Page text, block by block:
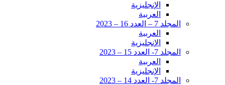
الإنجليزية
العربية
المجلد 7 – العدد 16 – 2023
العربية
الإنجليزية
المجلد 7- العدد 15 – 2023
العربية
الإنجليزية
المجلد 7- العدد 14 – 2023